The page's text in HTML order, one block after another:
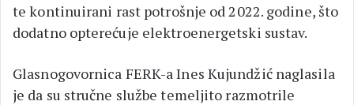
te kontinuirani rast potrošnje od 2022. godine, što
dodatno opterećuje elektroenergetski sustav.
Glasnogovornica FERK-a Ines Kujundžić naglasila
je da su stručne službe temeljito razmotrile